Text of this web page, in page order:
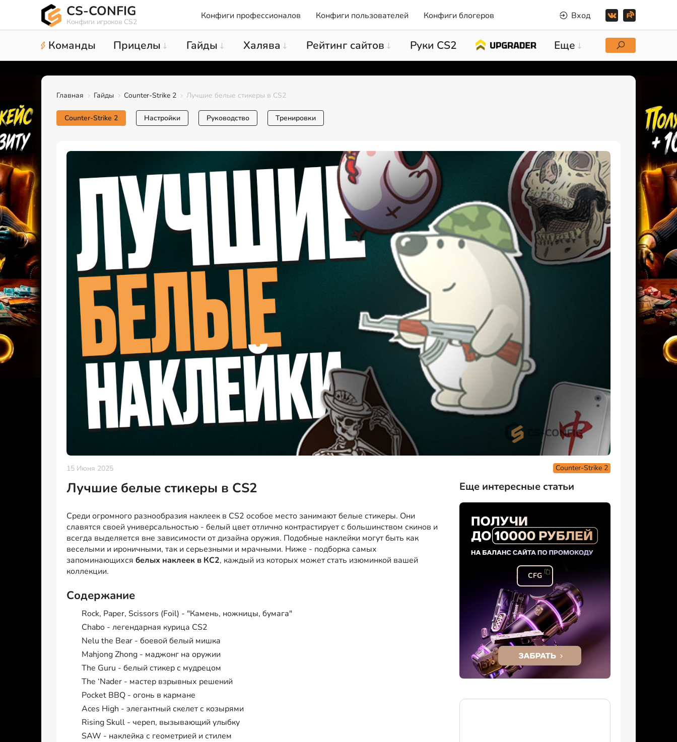
CS-CONFIG
Конфиги игроков CS2
Конфиги профессионалов Конфиги пользователей Конфиги блогеров Вход
Команды Прицелы Гайды Халява Рейтинг сайтов Руки CS2 Еще
Главная Гайды Counter-Strike 2 Лучшие белые стикеры в CS2
Counter-Strike 2 Настройки Руководство Тренировки
15 Июня 2025 Counter-Strike 2
Лучшие белые стикеры в CS2
Среди огромного разнообразия наклеек в CS2 особое место занимают белые стикеры. Они
славятся своей универсальностью - белый цвет отлично контрастирует с большинством скинов и
всегда выделяется вне зависимости от дизайна оружия. Подобные наклейки могут быть как
веселыми и ироничными, так и серьезными и мрачными. Ниже - подборка самых
запоминающихся белых наклеек в КС2, каждый из которых может стать изюминкой вашей
коллекции.
Содержание
Rock, Paper, Scissors (Foil) - "Камень, ножницы, бумага"
Chabo - легендарная курица CS2
Nelu the Bear - боевой белый мишка
Mahjong Zhong - маджонг на оружии
The Guru - белый стикер с мудрецом
The ‘Nader - мастер взрывных решений
Pocket BBQ - огонь в кармане
Aces High - элегантный скелет с козырями
Rising Skull - череп, вызывающий улыбку
SAW - наклейка с геометрией и стилем
Еще интересные статьи
CFG